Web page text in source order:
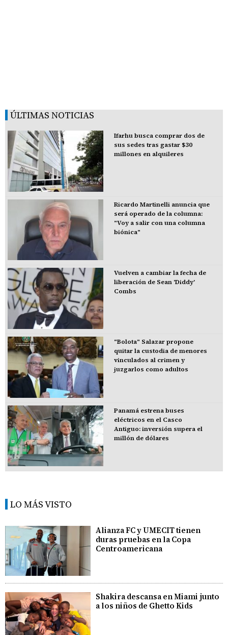
ÚLTIMAS NOTICIAS
Ifarhu busca comprar dos de
sus sedes tras gastar $30
millones en alquileres
Ricardo Martinelli anuncia que
será operado de la columna:
"Voy a salir con una columna
biónica"
Vuelven a cambiar la fecha de
liberación de Sean 'Diddy'
Combs
"Bolota" Salazar propone
quitar la custodia de menores
vinculados al crimen y
juzgarlos como adultos
Panamá estrena buses
eléctricos en el Casco
Antiguo: inversión supera el
millón de dólares
LO MÁS VISTO
Alianza FC y UMECIT tienen
duras pruebas en la Copa
Centroamericana
Shakira descansa en Miami junto
a los niños de Ghetto Kids